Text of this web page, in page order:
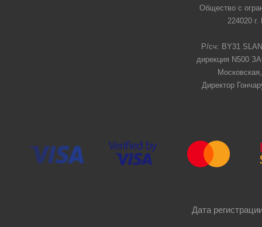
Общество с
224020
Р/сч: BY31
дирекция N500
Директор
Дата